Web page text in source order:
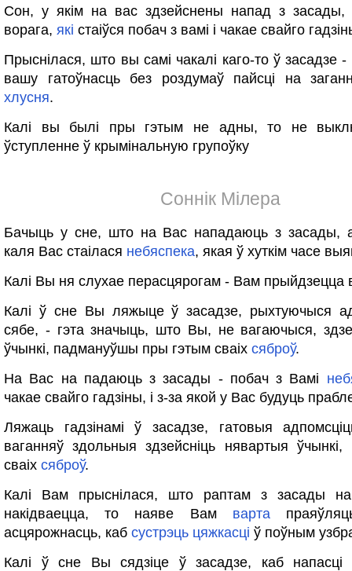
Сон, у якім на вас здзейснены напад з засады,
ворага, які стаіўся побач з вамі і чакае свайго
Прыснілася, што вы самі чакалі каго-то ў засадзе -
вашу гатоўнасць без роздумаў пайсці на
хлусня.
Калі вы былі пры гэтым не адны, то не
ўступленне ў крымінальную групоўку
Соннік Мілера
Бачыць у сне, што на Вас нападаюць з засады,
каля Вас стаілася небяспека, якая ў хуткім часе
Калі Вы ня слухае перасцярогам - Вам прыйдзецца
Калі ў сне Вы ляжыце ў засадзе, рыхтуючыся
сябе, - гэта значыць, што Вы, не вагаючыся,
ўчынкі, падмануўшы пры гэтым сваіх сяброў.
На Вас на падаюць з засады - побач з Вамі
чакае свайго гадзіны, і з-за якой у Вас будуць
Ляжаць гадзінамі ў засадзе, гатовыя
ваганняў здольныя здзейсніць нявартыя
сваіх сяброў.
Калі Вам прыснілася, што раптам з засады
накідваецца, то наяве Вам варта
асцярожнасць, каб сустрэць цяжкасці ў поўным
Калі ў сне Вы сядзіце ў засадзе, каб напасці